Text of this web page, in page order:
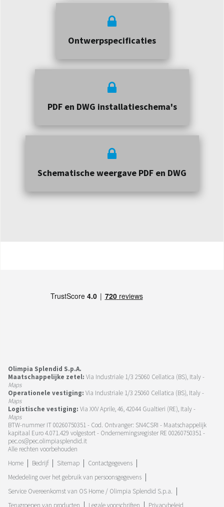
Ontwerpspecificaties
PDF en DWG installatieschema's
Schematische weergave PDF en DWG
Olimpia Splendid S.p.A.
Maatschappelijke zetel: Via Industriale 1/3 25060 Cellatica (BS), Italy -
Maps
Operationele vestiging: Via Industriale 1/3 25060 Cellatica (BS), Italy -
Maps
Logistische vestiging: Via XXV Aprile, 46, 42044 Gualtieri (RE), Italy -
Maps
BTW-nummer IT 00260750351 - Cod. Ontvanger: SN4CSRI - Maatschappelijk
kapitaal Euro 4.071.429 volgestort - Ondernemingsregister RE 00260750351 -
pec.os@pec.olimpiasplendid.it
Alle rechten voorbehouden
Home
Bedrijf Sitemap
Contactgegevens
Mededeling over het gebruik van persoonsgegevens
Service Overeenkomst van OS Home / Olimpia Splendid S.p.a.
Terugroepen van producten
Legale voorschriften Privacybeleid